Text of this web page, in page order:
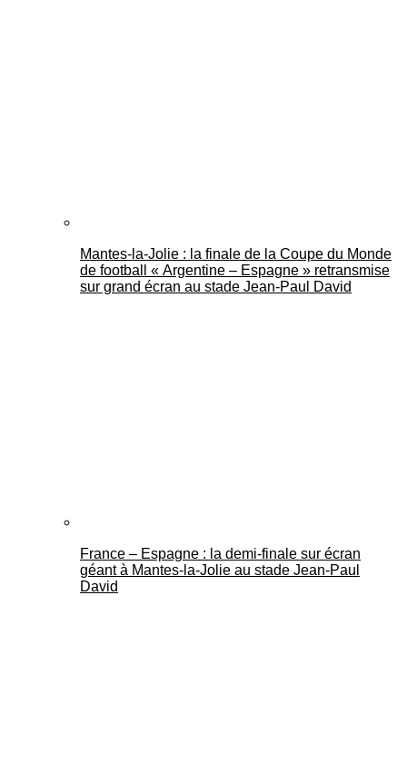
Mantes-la-Jolie : la finale de la Coupe du Monde
de football « Argentine – Espagne » retransmise
sur grand écran au stade Jean-Paul David
France – Espagne : la demi-finale sur écran
géant à Mantes-la-Jolie au stade Jean-Paul
David